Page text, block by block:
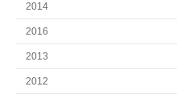
2014
2016
2013
2012